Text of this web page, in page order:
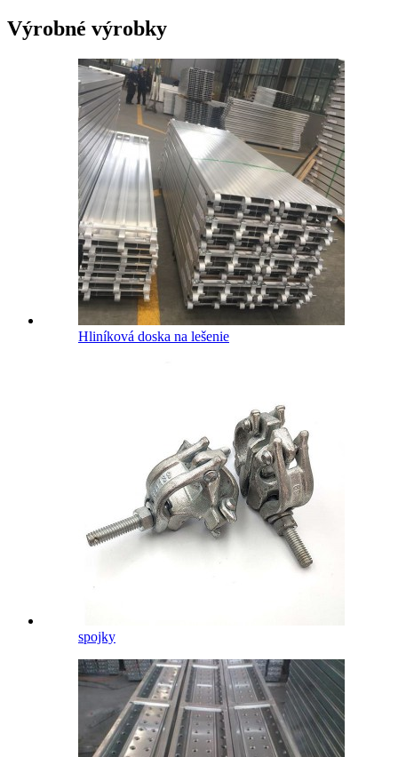
Výrobné výrobky
Hliníková doska na lešenie
spojky